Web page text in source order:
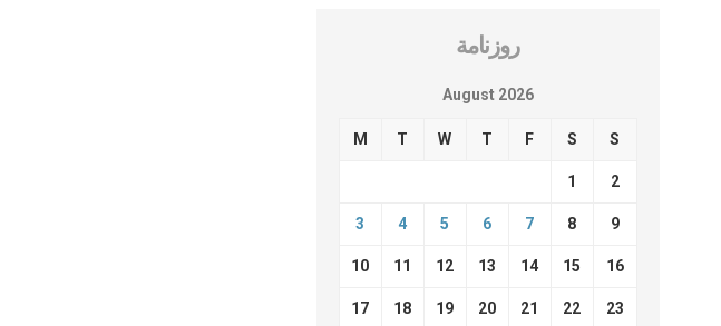
روزنامة
August 2026
M T W T F S S
1 2
3 4 5 6 7 8 9
10 11 12 13 14 15 16
17 18 19 20 21 22 23